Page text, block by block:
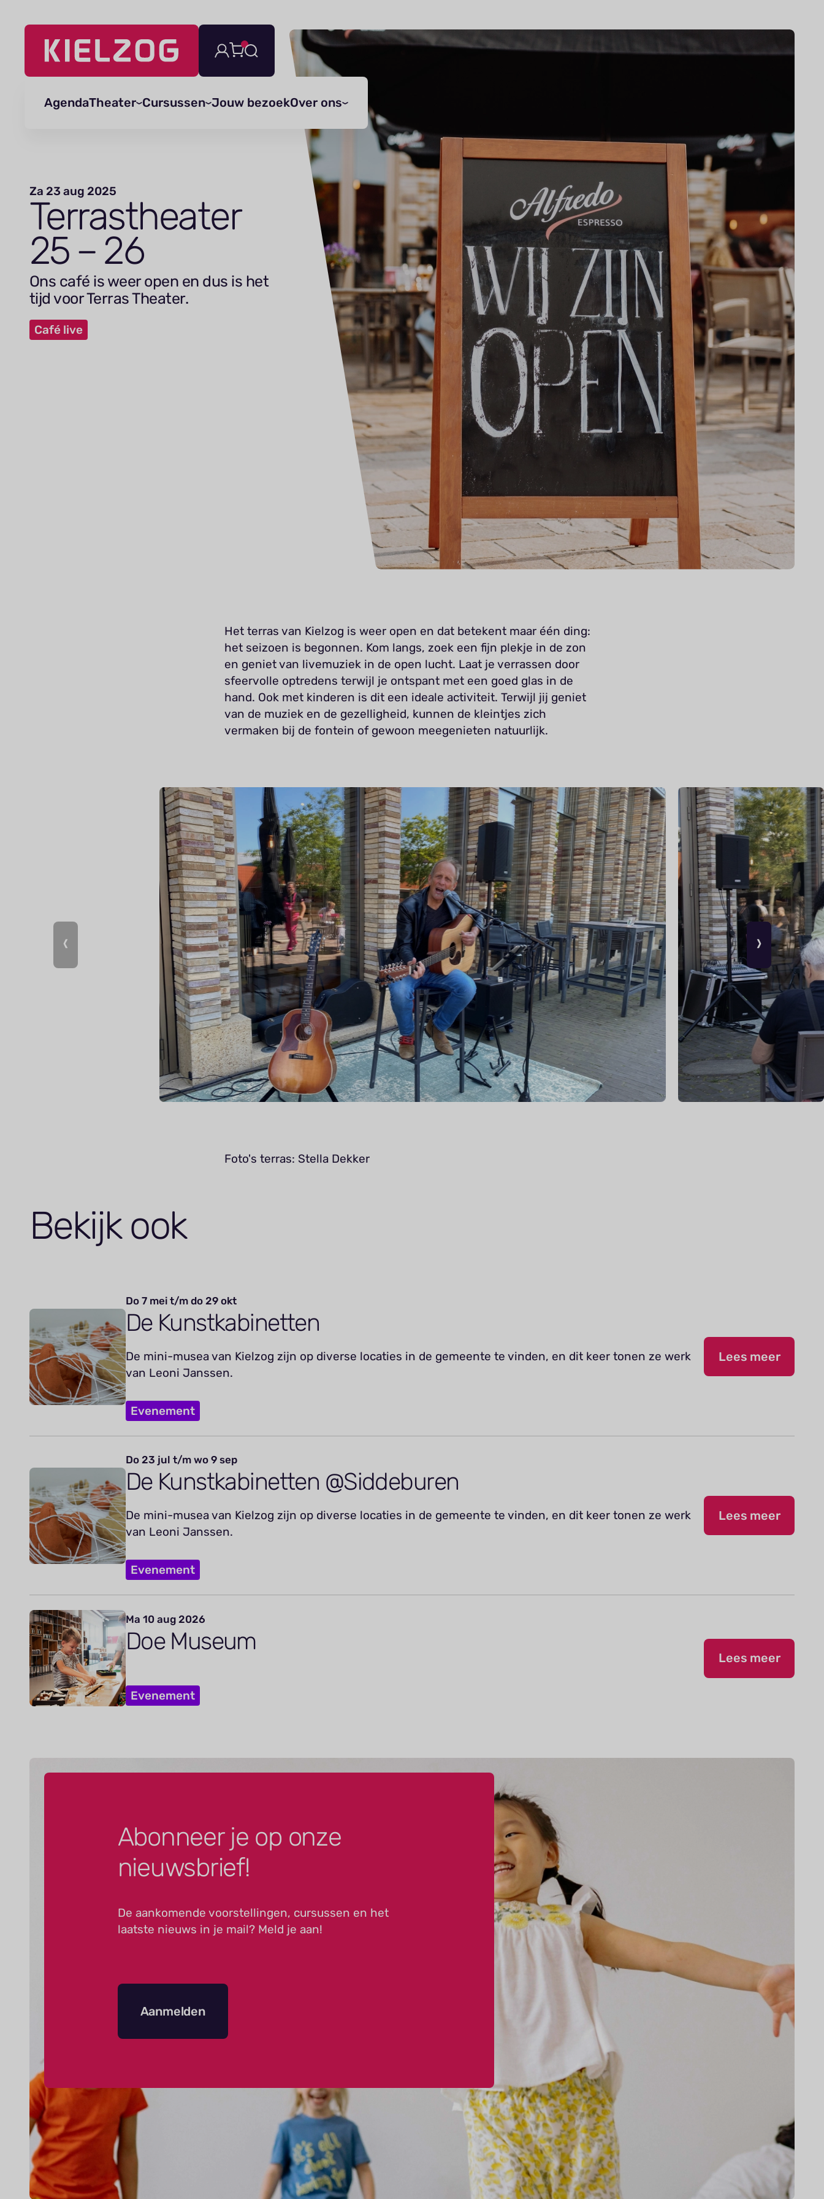
Navigatie
AgendaTheater Cursussen Jouw bezoekOver ons
Za 23 aug 2025
Ter­ras­theater
25 – 26
Ons café is weer open en dus is het
tijd voor Terras Theater.
Café live
Het terras van Kielzog is weer open en dat betekent maar één ding:
het seizoen is begonnen. Kom langs, zoek een fijn plekje in de zon
en geniet van livemuziek in de open lucht. Laat je verrassen door
sfeervolle optredens terwijl je ontspant met een goed glas in de
hand. Ook met kinderen is dit een ideale activiteit. Terwijl jij geniet
van de muziek en de gezelligheid, kunnen de kleintjes zich
vermaken bij de fontein of gewoon meegenieten natuurlijk.
Foto's terras: Stella Dekker
Bekijk ook
Do 7 mei t/m do 29 okt
De Kunstkabinetten
De mini-musea van Kielzog zijn op diverse locaties in de gemeente te vinden, en dit keer tonen ze werk
van Leoni Janssen.
Evenement
Lees meer
Do 23 jul t/m wo 9 sep
De Kunstkabinetten @Siddeburen
De mini-musea van Kielzog zijn op diverse locaties in de gemeente te vinden, en dit keer tonen ze werk
van Leoni Janssen.
Evenement
Lees meer
Ma 10 aug 2026
Doe Museum
Evenement
Lees meer
Abonneer je op onze
nieuwsbrief!
De aankomende voorstellingen, cursussen en het
laatste nieuws in je mail? Meld je aan!
Aanmelden